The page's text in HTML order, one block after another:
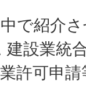
で紹介
建設業統
許可申